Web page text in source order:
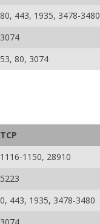
80, 443, 1935, 3478-3480
3074
53, 80, 3074
TCP
1116-1150, 28910
5223
0, 443, 1935, 3478-3480